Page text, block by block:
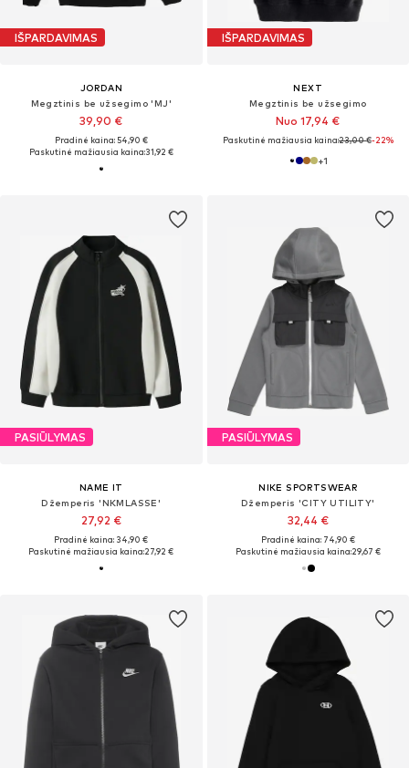
IŠPARDAVIMAS
JORDAN
Megztinis be užsegimo 'MJ'
39,90 €
Pradinė kaina: 54,90 €
Paskutinė mažiausia kaina:31,92 €
IŠPARDAVIMAS
NEXT
Megztinis be užsegimo
Nuo 17,94 €
Paskutinė mažiausia kaina:23,00 €-22%
+1
PASIŪLYMAS
NAME IT
Džemperis 'NKMLASSE'
27,92 €
Pradinė kaina: 34,90 €
Paskutinė mažiausia kaina:27,92 €
PASIŪLYMAS
NIKE SPORTSWEAR
Džemperis 'CITY UTILITY'
32,44 €
Pradinė kaina: 74,90 €
Paskutinė mažiausia kaina:29,67 €